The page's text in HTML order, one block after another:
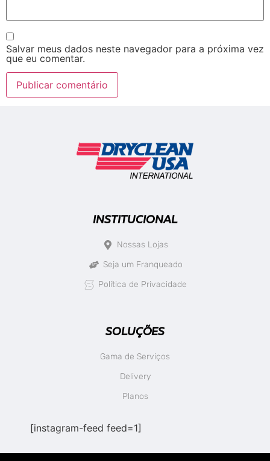
Salvar meus dados neste navegador para a próxima vez
que eu comentar.
INSTITUCIONAL
Nossas Lojas
Seja um Franqueado
Política de Privacidade
SOLUÇÕES
Gama de Serviços
Delivery
Planos
[instagram-feed feed=1]